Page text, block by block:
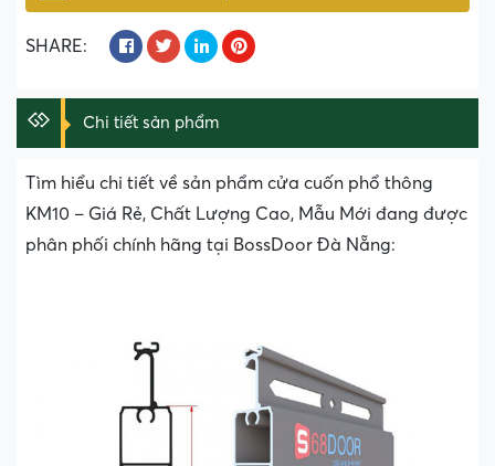
SHARE:
Chi tiết sản phẩm
Tìm hiểu chi tiết về sản phẩm cửa cuốn phổ thông
KM10 – Giá Rẻ, Chất Lượng Cao, Mẫu Mới đang được
phân phối chính hãng tại BossDoor Đà Nẵng: